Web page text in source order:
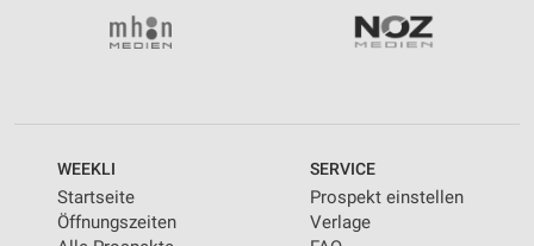
WEEKLI
Startseite
Öffnungszeiten
SERVICE
Prospekt einstellen
Verlage